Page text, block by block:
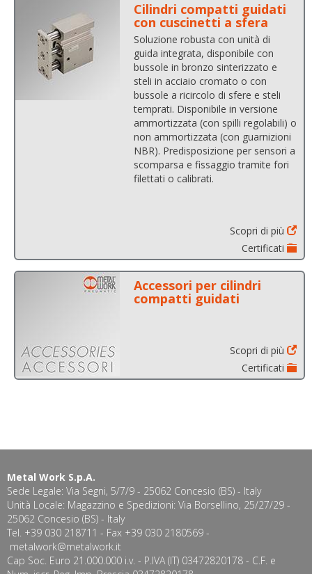
Cilindri compatti guidati
con cuscinetti a sfera
Soluzione robusta con unità di
guida integrata, disponibile con
bussole in bronzo sinterizzato e
steli in acciaio cromato o con
bussole a ricircolo di sfere e steli
temprati. Disponibile in versione
ammortizzata (con spilli regolabili) o
non ammortizzata (con guarnizioni
NBR). Predisposizione per sensori a
scomparsa e fissaggio tramite fori
filettati o calibrati.
Scopri di più
Certificati
Accessori per cilindri
compatti guidati
Scopri di più
Certificati
Metal Work S.p.A.
Sede Legale: Via Segni, 5/7/9 - 25062 Concesio (BS) - Italy
Unità Locale: Magazzino e Spedizioni: Via Borsellino, 25/27/29 -
25062 Concesio (BS) - Italy
Tel. +39 030 218711 - Fax +39 030 2180569 -
metalwork@metalwork.it
Cap Soc. Euro 21.000.000 i.v. - P.IVA (IT) 03472820178 - C.F. e